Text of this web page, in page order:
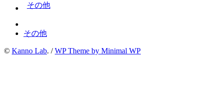
その他
その他
© Kanno Lab. /WP Theme by Minimal WP